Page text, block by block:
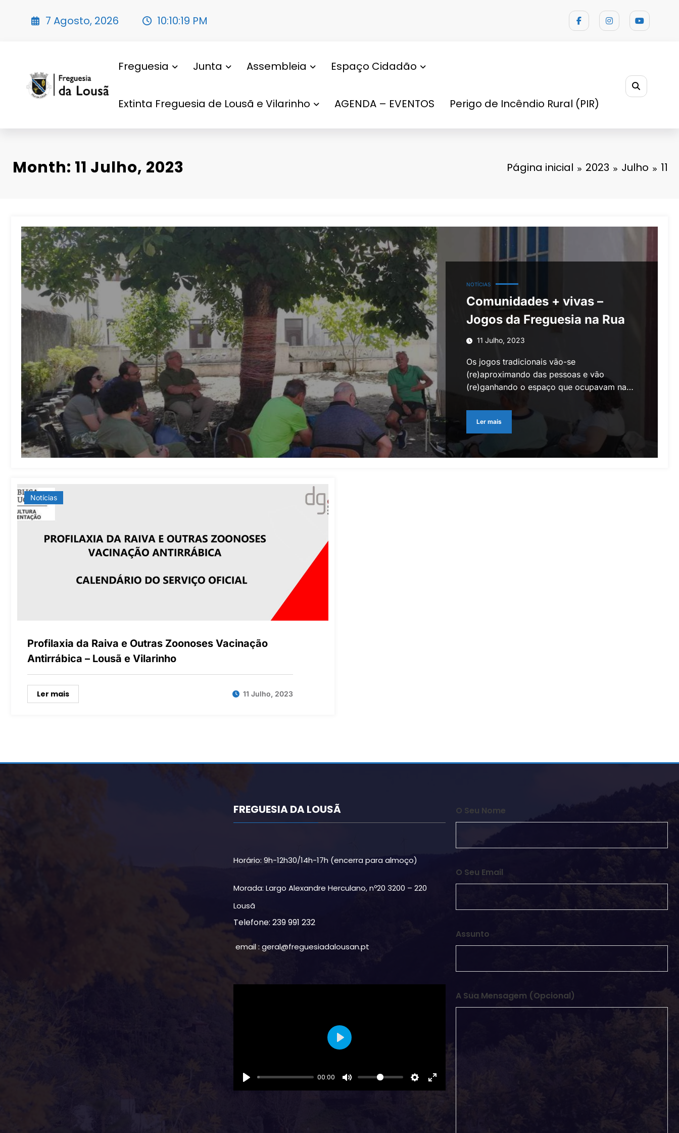
7 Agosto, 2026 10:10:20 PM
Freguesia Junta Assembleia Espaço Cidadão
Extinta Freguesia de Lousã e Vilarinho AGENDA – EVENTOS Perigo de Incêndio Rural (PIR)
Month: 11 Julho, 2023 Página inicial 2023 Julho 11
NOTÍCIAS
Comunidades + vivas –
Jogos da Freguesia na Rua
11 Julho, 2023
Os jogos tradicionais vão-se
(re)aproximando das pessoas e vão
(re)ganhando o espaço que ocupavam na…
Ler mais
Notícias
Profilaxia da Raiva e Outras Zoonoses Vacinação
Antirrábica – Lousã e Vilarinho
Ler mais 11 Julho, 2023
FREGUESIA DA LOUSÃ
Horário: 9h-12h30/14h-17h (encerra para almoço)
Morada: Largo Alexandre Herculano, nº20 3200 – 220
Lousã
Telefone: 239 991 232
email : geral@freguesiadalousan.pt
00:00
Play
O Seu Nome
O Seu Email
Assunto
A Sua Mensagem (opcional)